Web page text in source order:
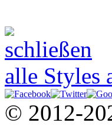
alle Styles
© 2012-